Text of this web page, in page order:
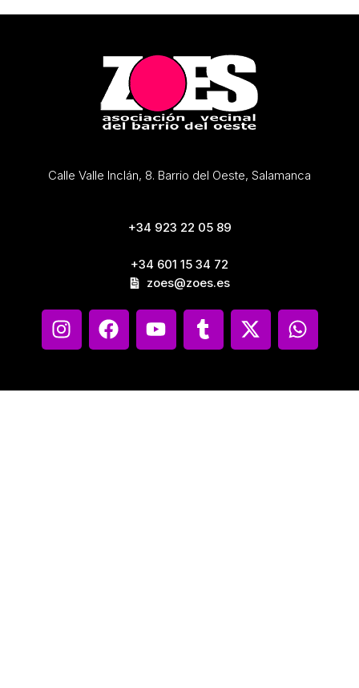
Calle Valle Inclán, 8. Barrio del Oeste, Salamanca
+34 923 22 05 89
+34 601 15 34 72
zoes@zoes.es